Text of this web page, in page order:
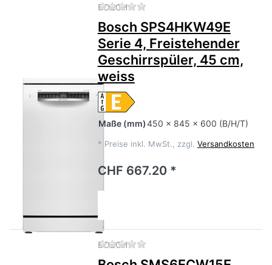
BOSCH Zu diesem Produkt liegen
Bosch SPS4HKW49E
Serie 4, Freistehender
Geschirrspüler, 45 cm,
weiss
Maße (mm)450 x 845 x 600 (B/H/T)
* Preise inkl. MwSt., zzgl. Versandkosten
CHF 667.20 *
BOSCH Zu diesem Produkt liegen